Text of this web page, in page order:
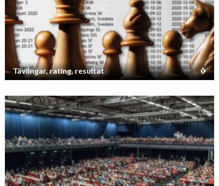
Tävlingar, rating, resultat